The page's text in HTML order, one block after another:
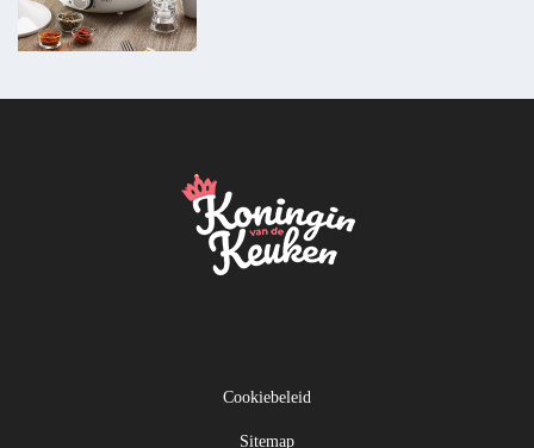
Cookiebeleid
Sitemap